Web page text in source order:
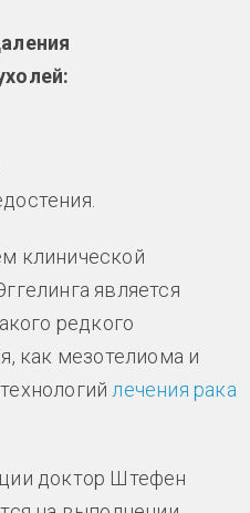
клинической
является
редкого
как мезотелиома и
лечения рака
доктор Штефен